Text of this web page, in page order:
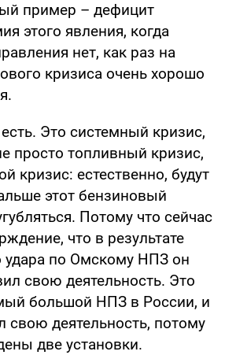
пример – дефицит
этого явления, когда
нет, как раз на
кризиса очень хорошо
Это системный кризис,
просто топливный кризис,
кризис: естественно, будут
этот бензиновый
Потому что сейчас
что в результате
удара по Омскому НПЗ он
свою деятельность. Это
большой НПЗ в России, и
свою деятельность, потому
две установки.